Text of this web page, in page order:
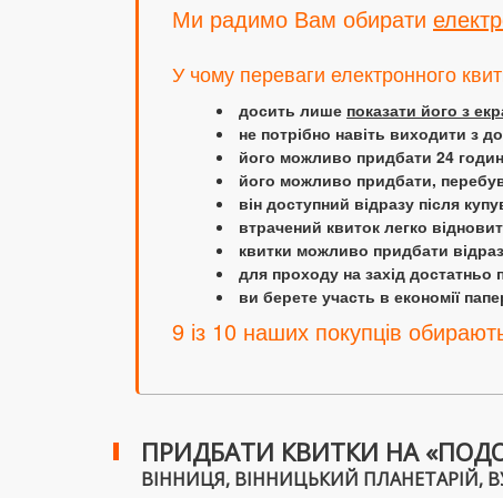
Ми радимо Вам обирати
У чому переваги електронного
досить лише показати його з
не потрібно навіть виходити з
його можливо придбати 24
його можливо придбати,
він доступний відразу після
втрачений квиток легко
квитки можливо придбати
для проходу на захід
ви берете участь в економії
9 із 10 наших покупців
ПРИДБАТИ КВИТКИ НА
ВІННИЦЯ, ВІННИЦЬКИЙ ПЛАНЕТАРІЙ,